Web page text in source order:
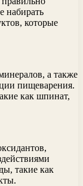
набирать
которые
а также
пищеварения.
как шпинат,
такие как